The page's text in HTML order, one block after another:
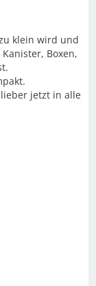
klein wird und
Boxen,
jetzt in alle